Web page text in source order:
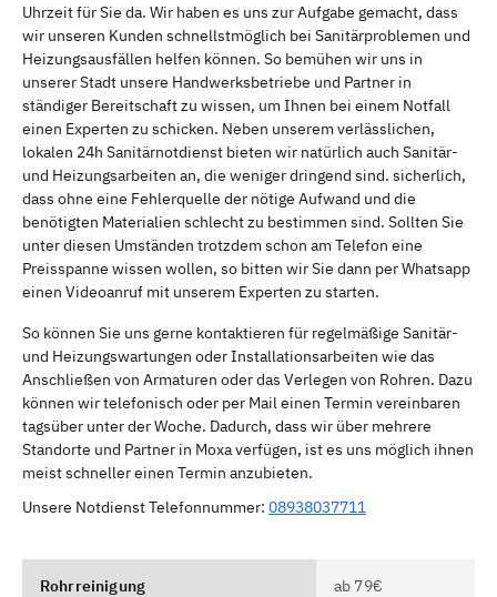
Uhrzeit für Sie da. Wir haben es uns zur Aufgabe gemacht, dass
wir unseren Kunden schnellstmöglich bei Sanitärproblemen und
Heizungsausfällen helfen können. So bemühen wir uns in
unserer Stadt unsere Handwerksbetriebe und Partner in
ständiger Bereitschaft zu wissen, um Ihnen bei einem Notfall
einen Experten zu schicken. Neben unserem verlässlichen,
lokalen 24h Sanitärnotdienst bieten wir natürlich auch Sanitär-
und Heizungsarbeiten an, die weniger dringend sind. sicherlich,
dass ohne eine Fehlerquelle der nötige Aufwand und die
benötigten Materialien schlecht zu bestimmen sind. Sollten Sie
unter diesen Umständen trotzdem schon am Telefon eine
Preisspanne wissen wollen, so bitten wir Sie dann per Whatsapp
einen Videoanruf mit unserem Experten zu starten.
So können Sie uns gerne kontaktieren für regelmäßige Sanitär-
und Heizungswartungen oder Installationsarbeiten wie das
Anschließen von Armaturen oder das Verlegen von Rohren. Dazu
können wir telefonisch oder per Mail einen Termin vereinbaren
tagsüber unter der Woche. Dadurch, dass wir über mehrere
Standorte und Partner in Moxa verfügen, ist es uns möglich ihnen
meist schneller einen Termin anzubieten.
Unsere Notdienst Telefonnummer: 08938037711
Rohrreinigung ab 79€